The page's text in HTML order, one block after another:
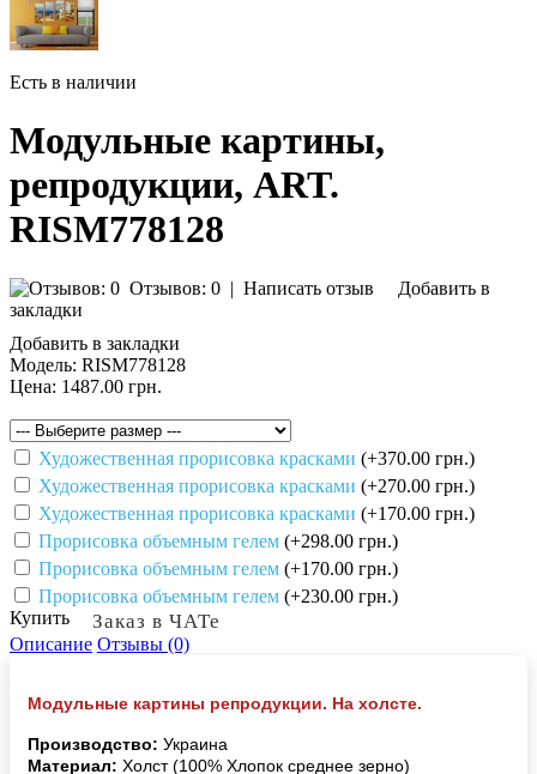
Есть в наличии
Модульные картины,
репродукции, ART.
RISM778128
Отзывов: 0 | Написать отзыв
Добавить в
закладки
Добавить в закладки
Модель: RISM778128
Цена: 1487.00 грн.
Художественная прорисовка красками (+370.00 грн.)
Художественная прорисовка красками (+270.00 грн.)
Художественная прорисовка красками (+170.00 грн.)
Прорисовка объемным гелем (+298.00 грн.)
Прорисовка объемным гелем (+170.00 грн.)
Прорисовка объемным гелем (+230.00 грн.)
Купить
Заказ в ЧАТе
Описание Отзывы (0)
Модульные картины репродукции. На холсте.
Производство: Украина
Материал: Холст (100% Хлопок среднее зерно)